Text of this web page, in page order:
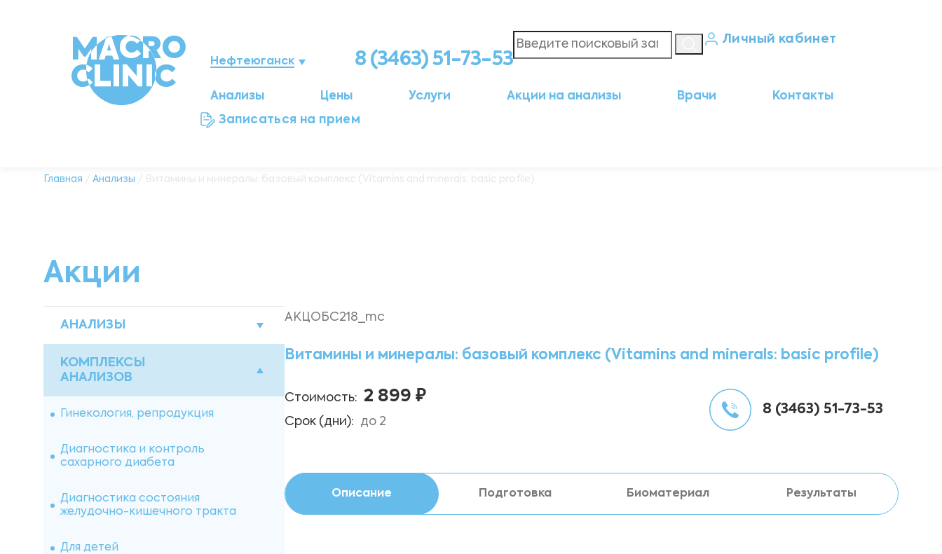
Нефтеюганск
Нижневартовск
8 (3463) 51-73-53
Личный кабинет
Анализы Цены Услуги Акции на анализы Врачи
Контакты
Записаться на прием
Главная / Анализы / Витамины и минералы: базовый комплекс (Vitamins and minerals: basic profile)
Акции
АНАЛИЗЫ
Акции
Биохимические исследования
Гематологические исследования
Диагностика инфекционных
заболеваний
КОМПЛЕКСЫ
АНАЛИЗОВ
Гинекология, репродукция
Диагностика и контроль
сахарного диабета
Диагностика состояния
желудочно-кишечного тракта
Для детей
АКЦОБС218_mc
Витамины и минералы: базовый комплекс (Vitamins and minerals: basic profile)
Стоимость: 2 899 ₽
Срок (дни): до 2
8 (3463) 51-73-53
Описание Подготовка Биоматериал Результаты